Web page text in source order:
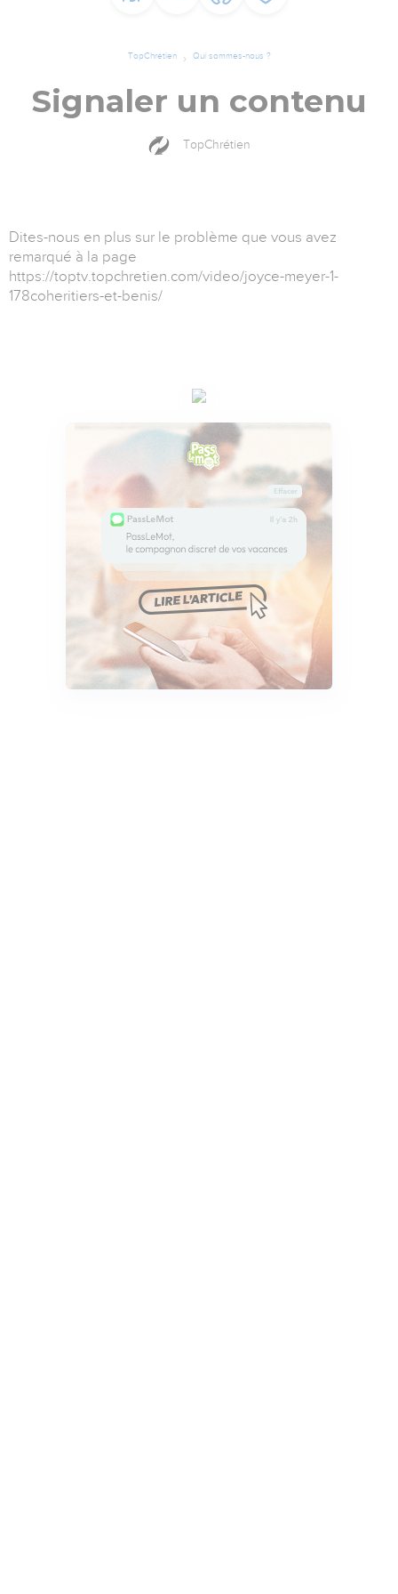
TopChrétien Qui sommes-nous ?
Signaler un contenu
TopChrétien
Dites-nous en plus sur le problème que vous avez
remarqué à la page
https://toptv.topchretien.com/video/joyce-meyer-1-
178coheritiers-et-benis/